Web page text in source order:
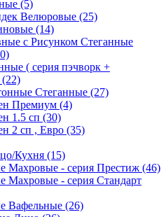
(5)
Велюровые (25)
(14)
с Рисунком Стеганные
( серия пэчворк +
(22)
Стеганные (27)
Премиум (4)
1.5 сп (30)
2 сп , Евро (35)
Кухня (15)
Махровые - серия Престиж (46)
Махровые - серия Стандарт
Вафельные (26)